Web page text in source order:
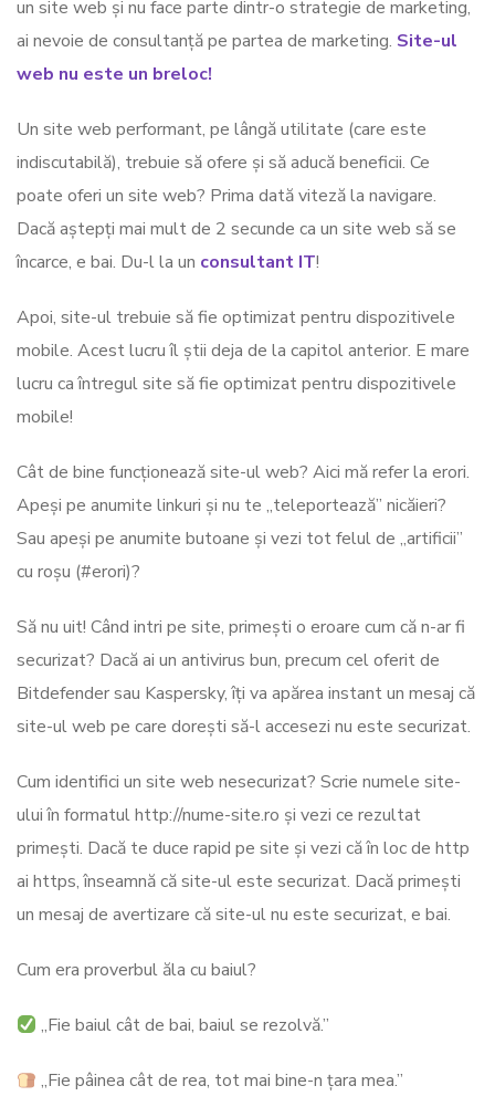
un site web și nu face parte dintr-o strategie de marketing,
ai nevoie de consultanță pe partea de marketing. Site-ul
web nu este un breloc!
Un site web performant, pe lângă utilitate (care este
indiscutabilă), trebuie să ofere și să aducă beneficii. Ce
poate oferi un site web? Prima dată viteză la navigare.
Dacă aștepți mai mult de 2 secunde ca un site web să se
încarce, e bai. Du-l la un consultant IT!
Apoi, site-ul trebuie să fie optimizat pentru dispozitivele
mobile. Acest lucru îl știi deja de la capitol anterior. E mare
lucru ca întregul site să fie optimizat pentru dispozitivele
mobile!
Cât de bine funcționează site-ul web? Aici mă refer la erori.
Apeși pe anumite linkuri și nu te „teleportează” nicăieri?
Sau apeși pe anumite butoane și vezi tot felul de „artificii”
cu roșu (#erori)?
Să nu uit! Când intri pe site, primești o eroare cum că n-ar fi
securizat? Dacă ai un antivirus bun, precum cel oferit de
Bitdefender sau Kaspersky, îți va apărea instant un mesaj că
site-ul web pe care dorești să-l accesezi nu este securizat.
Cum identifici un site web nesecurizat? Scrie numele site-
ului în formatul http://nume-site.ro și vezi ce rezultat
primești. Dacă te duce rapid pe site și vezi că în loc de http
ai https, înseamnă că site-ul este securizat. Dacă primești
un mesaj de avertizare că site-ul nu este securizat, e bai.
Cum era proverbul ăla cu baiul?
„Fie baiul cât de bai, baiul se rezolvă.”
„Fie pâinea cât de rea, tot mai bine-n țara mea.”